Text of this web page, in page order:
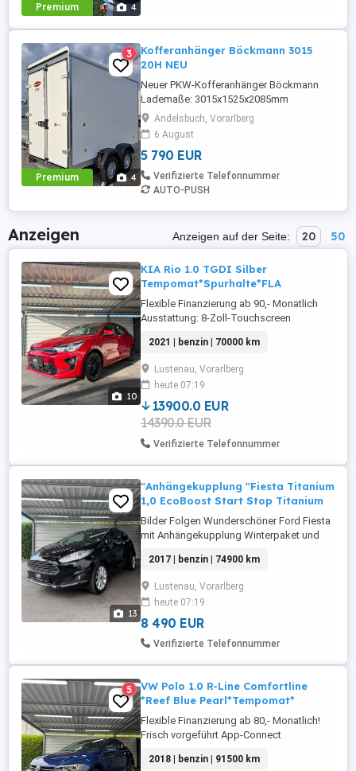
Premium 4
Premium 4
3
Kofferanhänger Böckmann 3015
20H NEU
Neuer PKW-Kofferanhänger Böckmann
Lademaße: 3015x1525x2085mm
Gesamtgewicht: 2000 kg Nutzlast: 1437
kg
Andelsbuch, Vorarlberg
6 August
5 790 EUR
Verifizierte Telefonnummer
AUTO-PUSH
Anzeigen Anzeigen auf der Seite: 20 50
10
KIA Rio 1.0 TGDI Silber
Tempomat*Spurhalte*FLA
Flexible Finanzierung ab 90,- Monatlich
Ausstattung: 8-Zoll-Touchscreen
(Statisch) Airbags (Front-, Seiten- und
Vorhangairbags) Android Auto (Kabellos
Kabelgebunden) Apple CarPlay (Kabellos
Kabelgebunden) Außenspiegel (Elektrisch
anklappbar, beheizbar ...
2021 | benzin | 70000 km
Lustenau, Vorarlberg
heute 07:19
13900.0 EUR
14390.0 EUR
Verifizierte Telefonnummer
13
"Anhängekupplung "Fiesta Titanium
1,0 EcoBoost Start Stop Titanium
Bilder Folgen Wunderschöner Ford Fiesta
mit Anhängekupplung Winterpaket und
2017 | benzin | 74900 km
Lustenau, Vorarlberg
heute 07:19
8 490 EUR
Verifizierte Telefonnummer
5
VW Polo 1.0 R-Line Comfortline
*Reef Blue Pearl*Tempomat*
Flexible Finanzierung ab 80,- Monatlich!
Frisch vorgeführt App-Connect
Touchscreen, MP3 & Bluetooth Bluetooth-
2018 | benzin | 91500 km